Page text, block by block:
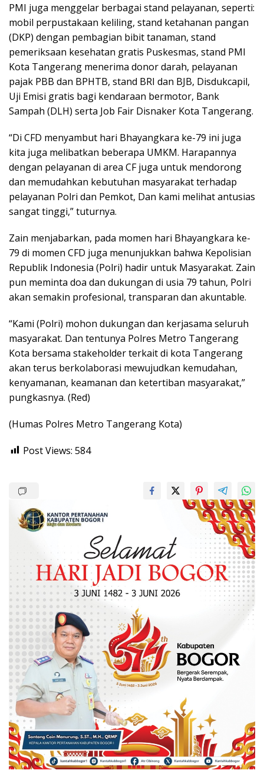
PMI juga menggelar berbagai stand pelayanan, seperti:
mobil perpustakaan keliling, stand ketahanan pangan
(DKP) dengan pembagian bibit tanaman, stand
pemeriksaan kesehatan gratis Puskesmas, stand PMI
Kota Tangerang menerima donor darah, pelayanan
pajak PBB dan BPHTB, stand BRI dan BJB, Disdukcapil,
Uji Emisi gratis bagi kendaraan bermotor, Bank
Sampah (DLH) serta Job Fair Disnaker Kota Tangerang.
“Di CFD menyambut hari Bhayangkara ke-79 ini juga
kita juga melibatkan beberapa UMKM. Harapannya
dengan pelayanan di area CF juga untuk mendorong
dan memudahkan kebutuhan masyarakat terhadap
pelayanan Polri dan Pemkot, Dan kami melihat antusias
sangat tinggi,” tuturnya.
Zain menjabarkan, pada momen hari Bhayangkara ke-
79 di momen CFD juga menunjukkan bahwa Kepolisian
Republik Indonesia (Polri) hadir untuk Masyarakat. Zain
pun meminta doa dan dukungan di usia 79 tahun, Polri
akan semakin profesional, transparan dan akuntable.
“Kami (Polri) mohon dukungan dan kerjasama seluruh
masyarakat. Dan tentunya Polres Metro Tangerang
Kota bersama stakeholder terkait di kota Tangerang
akan terus berkolaborasi mewujudkan kemudahan,
kenyamanan, keamanan dan ketertiban masyarakat,”
pungkasnya. (Red)
(Humas Polres Metro Tangerang Kota)
Post Views: 584